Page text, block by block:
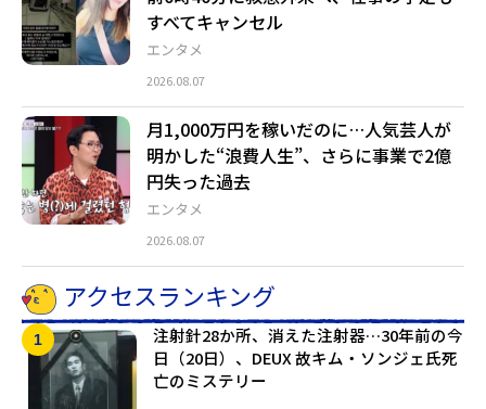
エンタメ
すべてキャンセル
2026.08.07
エンタメ
月1,000万円を稼いだのに…人気芸人が
明かした“浪費人生”、さらに事業で2億
円失った過去
2026.08.07
アクセスランキング
注射針28か所、消えた注射器…30年前の今
日（20日）、DEUX 故キム・ソンジェ氏死
亡のミステリー